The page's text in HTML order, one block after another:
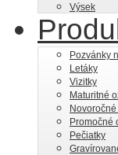
Výsek
Pozvánky
Letáky
Vizitky
Maturitné
Promočné
Pečiatky